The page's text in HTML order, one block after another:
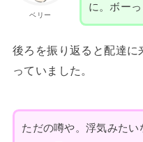
ベリー
に。ボー
後ろを振り返ると配達に
っていました。
ただの噂や。浮気みたい